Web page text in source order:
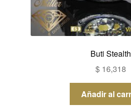
Buti Stealth
$ 16,318
Añadir al